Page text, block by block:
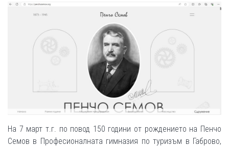
На 7 март т.г. по повод 150 години от рождението на Пенчо
Семов в Професионалната гимназия по туризъм в Габрово,